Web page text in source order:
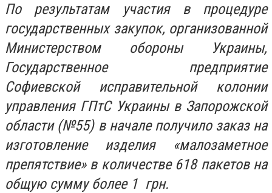
По результатам участия в процедуре
государственных закупок, организованной
Министерством обороны Украины,
Государственное предприятие
Софиевской исправительной колонии
управления ГПтС Украины в Запорожской
области (№55) в начале получило заказ на
изготовление изделия «малозаметное
препятствие» в количестве 618 пакетов на
общую сумму более 1 грн.